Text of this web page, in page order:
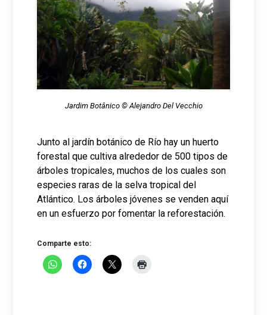
Jardim Botânico © Alejandro Del Vecchio
Junto al jardín botánico de Río hay un huerto
forestal que cultiva alrededor de 500 tipos de
árboles tropicales, muchos de los cuales son
especies raras de la selva tropical del
Atlántico. Los árboles jóvenes se venden aquí
en un esfuerzo por fomentar la reforestación.
Comparte esto: